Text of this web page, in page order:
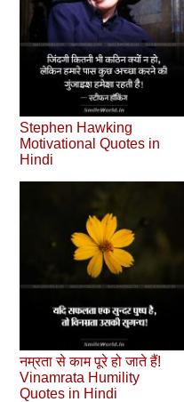
Stephen Hawking
Motivational Quotes in
Hindi
नम्रता से काम पूरे हो जाते हैं!
Vinamrata Humility
Quotes in Hindi